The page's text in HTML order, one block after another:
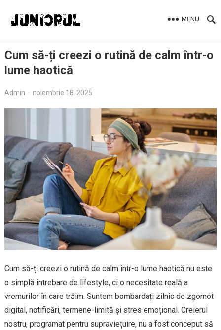
MENU
Cum să-ți creezi o rutină de calm într-o
lume haotică
Admin · noiembrie 18, 2025
Cum să-ți creezi o rutină de calm într-o lume haotică nu este
o simplă întrebare de lifestyle, ci o necesitate reală a
vremurilor în care trăim. Suntem bombardați zilnic de zgomot
digital, notificări, termene-limită și stres emoțional. Creierul
nostru, programat pentru supraviețuire, nu a fost conceput să